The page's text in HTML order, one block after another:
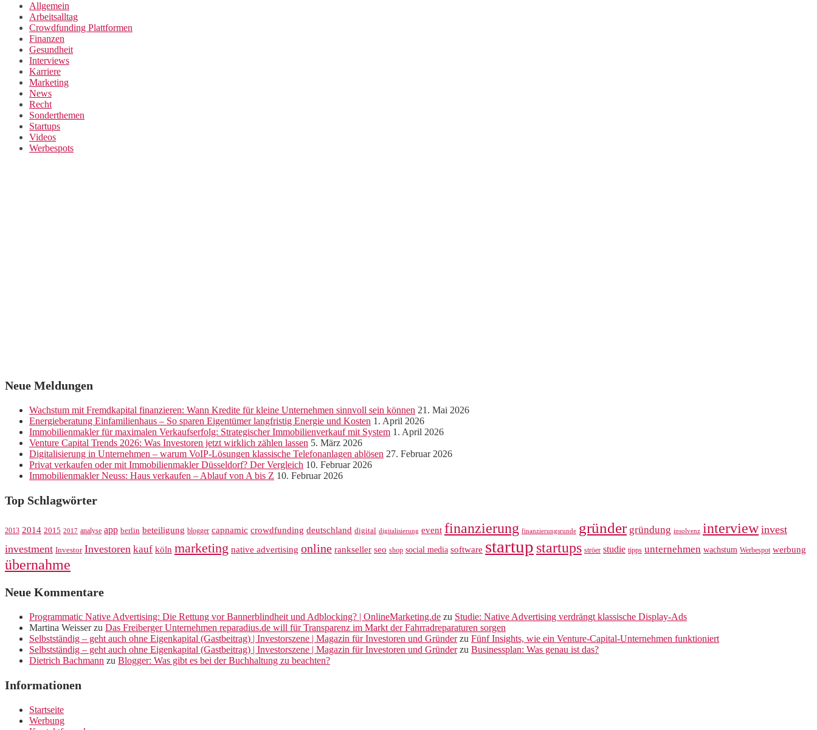
Allgemein
Arbeitsalltag
Crowdfunding Plattformen
Finanzen
Gesundheit
Interviews
Karriere
Marketing
News
Recht
Sonderthemen
Startups
Videos
Werbespots
Neue Meldungen
Wachstum mit Fremdkapital finanzieren: Wann Kredite für kleine Unternehmen sinnvoll sein können 21. Mai 2026
Energieberatung Einfamilienhaus – So sparen Eigentümer langfristig Energie und Kosten 1. April 2026
Immobilienmakler für maximalen Verkaufserfolg: Strategischer Immobilienverkauf mit System 1. April 2026
Venture Capital Trends 2026: Was Investoren jetzt wirklich zählen lassen 5. März 2026
Digitalisierung in Unternehmen – warum VoIP-Lösungen klassische Telefonanlagen ablösen 27. Februar 2026
Privat verkaufen oder mit Immobilienmakler Düsseldorf? Der Vergleich 10. Februar 2026
Immobilienmakler Neuss: Haus verkaufen – Ablauf von A bis Z 10. Februar 2026
Top Schlagwörter
2013 2014 2015 2017 analyse app berlin beteiligung blogger capnamic crowdfunding deutschland digital digitalisierung event finanzierung finanzierungsrunde gründer gründung insolvenz interview invest
investment Investor Investoren kauf köln marketing native advertising online rankseller seo shop social media software startup startups ströer studie tipps unternehmen wachstum Werbespot werbung
übernahme
Neue Kommentare
Programmatic Native Advertising: Die Rettung vor Bannerblindheit und Adblocking? | OnlineMarketing.de zu Studie: Native Advertising verdrängt klassische Display-Ads
Martina Weisserzu Das Freiberger Unternehmen reparadius.de will für Transparenz im Markt der Fahrradreparaturen sorgen
Selbstständig – geht auch ohne Eigenkapital (Gastbeitrag) | Investorszene | Magazin für Investoren und Gründerzu Fünf Insights, wie ein Venture-Capital-Unternehmen funktioniert
Selbstständig – geht auch ohne Eigenkapital (Gastbeitrag) | Investorszene | Magazin für Investoren und Gründerzu Businessplan: Was genau ist das?
Dietrich Bachmann zu Blogger: Was gibt es bei der Buchhaltung zu beachten?
Informationen
Startseite
Werbung